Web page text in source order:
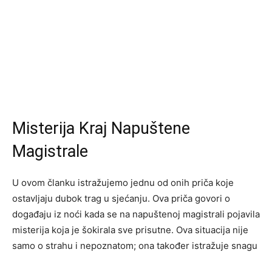
Misterija Kraj Napuštene
Magistrale
U ovom članku istražujemo jednu od onih priča koje
ostavljaju dubok trag u sjećanju. Ova priča govori o
događaju iz noći kada se na napuštenoj magistrali pojavila
misterija koja je šokirala sve prisutne. Ova situacija nije
samo o strahu i nepoznatom; ona također istražuje snagu